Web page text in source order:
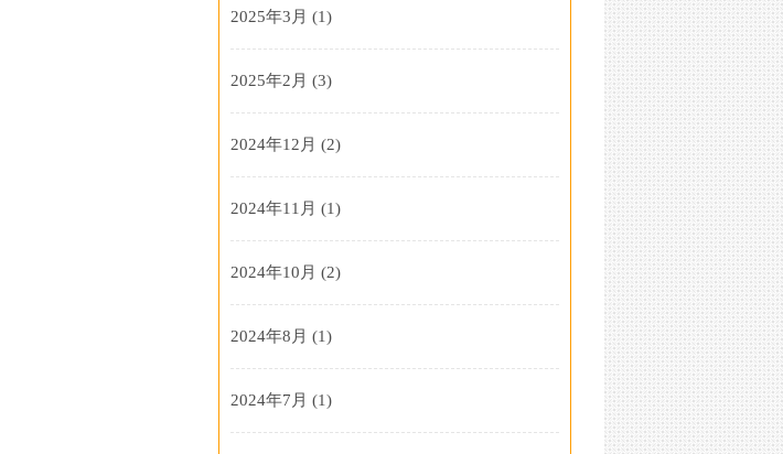
2025年3月 (1)
2025年2月 (3)
2024年12月 (2)
2024年11月 (1)
2024年10月 (2)
2024年8月 (1)
2024年7月 (1)